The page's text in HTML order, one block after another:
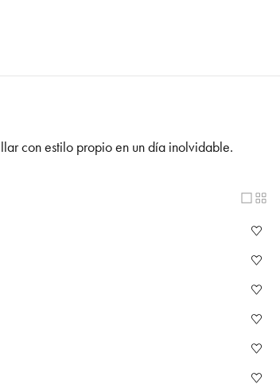
con estilo propio en un día inolvidable.